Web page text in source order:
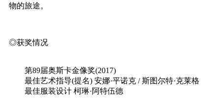
物的旅途。
◎获奖情况
第89届奥斯卡金像奖(2017)
最佳艺术指导(提名) 安娜·平诺克 / 斯图尔特·克莱格
最佳服装设计 柯琳·阿特伍德